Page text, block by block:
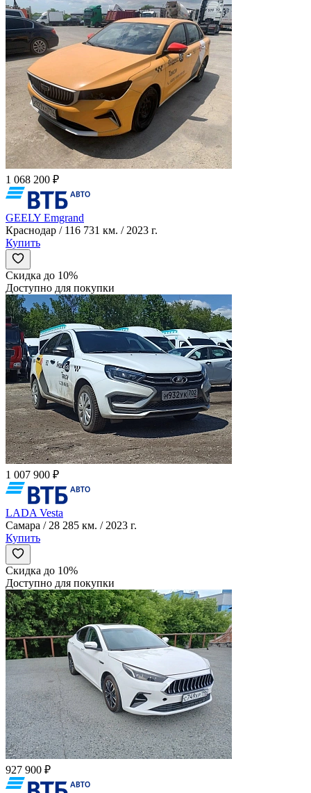
1 068 200 ₽
GEELY Emgrand
Краснодар / 116 731 км. / 2023 г.
Купить
Скидка до 10%
Доступно для покупки
1 007 900 ₽
LADA Vesta
Самара / 28 285 км. / 2023 г.
Купить
Скидка до 10%
Доступно для покупки
927 900 ₽